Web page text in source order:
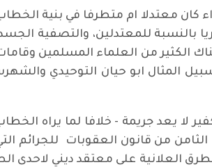
كان معتدلا ام متطرفا في بنية الخطاب
بالنسبة للمعتدلين، والتصفية
الكثير من العلماء المسلمين
المثال ابو حيان التوحيدي
لا يعد جريمة - خلافا لما يراه
من قانون العقوبات للجرائم